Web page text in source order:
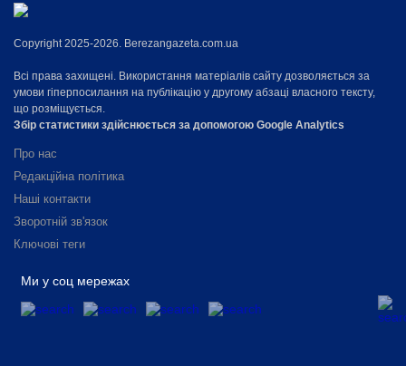
Copyright 2025-2026. Berezangazeta.com.ua
Всі права захищені. Використання матеріалів сайту дозволяється за
умови гіперпосилання на публікацію у другому абзаці власного тексту,
що розміщується.
Збір статистики здійснюється за допомогою Google Analytics
Про нас
Редакційна політика
Наші контакти
Зворотній зв'язок
Ключові теги
Ми у соц мережах